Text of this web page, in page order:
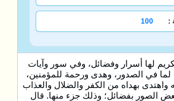
:
100
لها أسرار وفضائل، وفي سور وآيات
لما في الصدور، وهدى ورحمة للمؤمنين،
واهتدى بهداه من الكفر والضلال والعذاب
الصور بفضائل؛ وذلك جزء منها. قال